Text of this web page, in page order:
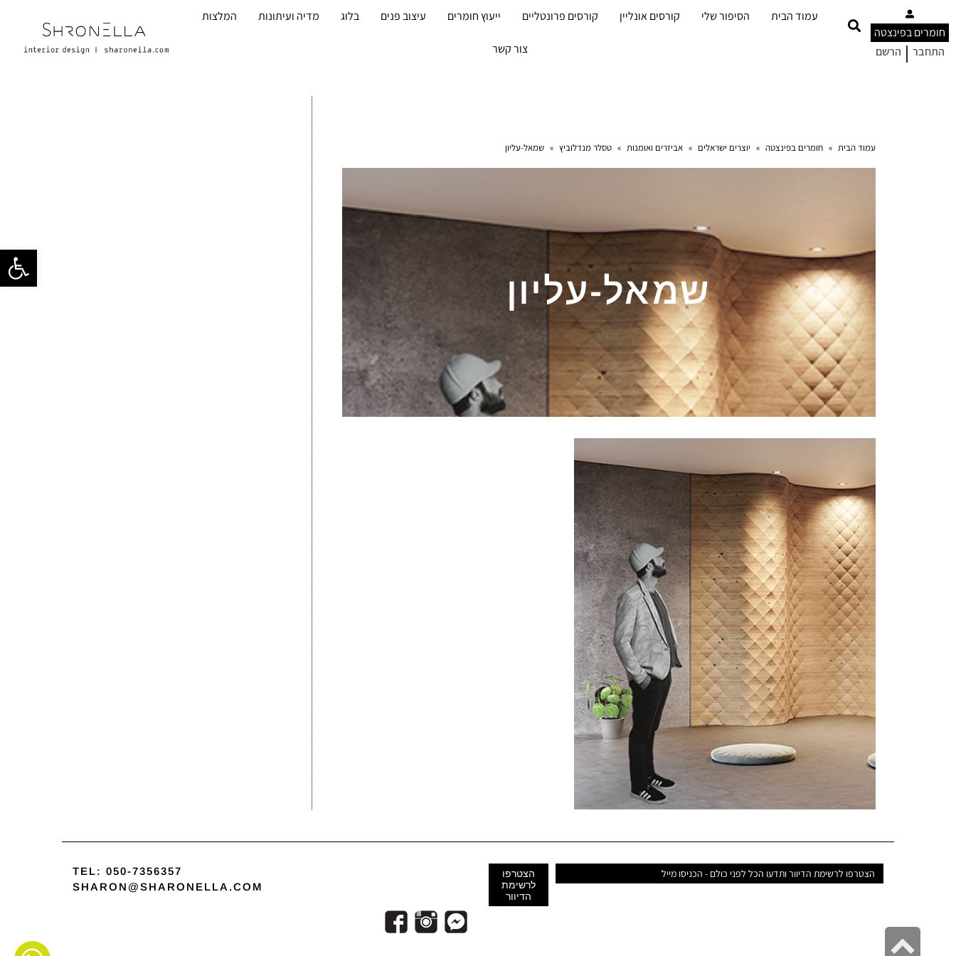
פתח
חומרים בפינצטה
התחבר | הרשם
עמוד הבית הסיפור שלי קורסים אונליין קורסים פרונטליים ייעוץ חומרים עיצוב פנים בלוג מדיה ועיתונות המלצות
צור קשר
עמוד הבית » חומרים בפינצטה » יוצרים ישראלים » אביזרים ואומנות » טסלר מנדלוביץ » שמאל-עליון
שמאל-עליון
דואר
אלקטרוני
הצטרפו
לרשימת
הדיוור
TEL: 050-7356357
SHARON@SHARONELLA.COM